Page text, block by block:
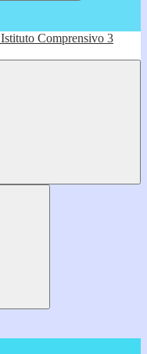
Istituto Comprensivo 3